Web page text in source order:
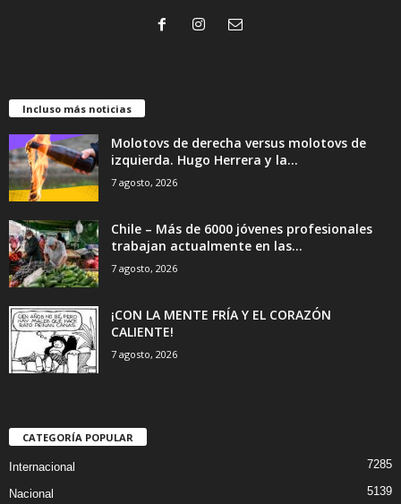
Incluso más noticias
Molotovs de derecha versus molotovs de
izquierda. Hugo Herrera y la...
7 agosto, 2026
Chile – Más de 6000 jóvenes profesionales
trabajan actualmente en las...
7 agosto, 2026
¡CON LA MENTE FRÍA Y EL CORAZÓN
CALIENTE!
7 agosto, 2026
CATEGORÍA POPULAR
Internacional 7285
Nacional 5139